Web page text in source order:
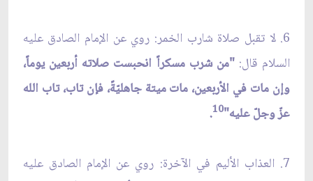
6. لا تقبل صلاة شارب الخمر: روي عن الإمام الصادق عليه
السلام قال:"من شرب مسكراً انحبست صلاته أربعين يوماً،
وإن مات في الأربعين، مات ميتة جاهليّةً، فإن تاب، تاب الله
عزّ وجلّ عليه"10
.
7. العذاب الأليم في الآخرة: روي عن الإمام الصادق عليه